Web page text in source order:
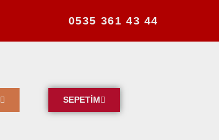
0535 361 43 44
SEPETİM